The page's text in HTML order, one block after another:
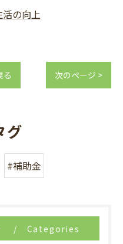
の向上
る 次のページ >
グ
#補助金
Categories